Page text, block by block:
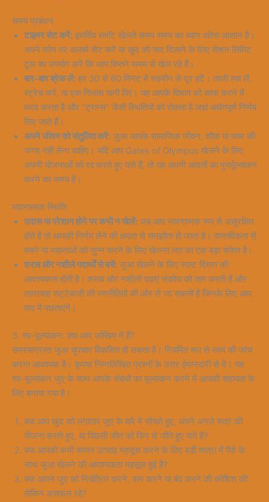
समय प्रबंधन
टाइमर सेट करें: इमर्सिव स्लॉट खेलते समय समय का ध्यान खोना आसान है।
अपने फोन पर अलार्म सेट करें या खुद को याद दिलाने के लिए सेशन लिमिट
टूल का उपयोग करें कि आप कितने समय से खेल रहे हैं।
बार-बार ब्रेक लें: हर 30 से 60 मिनट में स्क्रीन से दूर हटें। ताजी हवा लें,
स्ट्रेच करें, या एक गिलास पानी पिएं। यह आपके दिमाग को साफ करने में
मदद करता है और “ट्रान्स” जैसी स्थितियों को रोकता है जहां आवेगपूर्ण निर्णय
लिए जाते हैं।
अपने जीवन को संतुलित करें: जुआ आपके सामाजिक जीवन, शौक या काम की
जगह नहीं लेना चाहिए। यदि आप Gates of Olympus खेलने के लिए
अपनी योजनाओं को रद्द करते हुए पाते हैं, तो यह अपनी आदतों का पुनर्मूल्यांकन
करने का समय है।
भावनात्मक स्थिति
उदास या परेशान होने पर कभी न खेलें: जब आप भावनात्मक रूप से असुरक्षित
होते हैं तो आपकी निर्णय लेने की क्षमता से समझौता हो जाता है। वास्तविकता से
बचने या भावनाओं को सुन्न करने के लिए खेलना लत का एक बड़ा संकेत है।
शराब और नशीले पदार्थों से बचें: जुआ खेलने के लिए स्पष्ट दिमाग की
आवश्यकता होती है। शराब और नशीली दवाएं संकोच को कम करती हैं और
लापरवाह सट्टेबाजी की रणनीतियों की ओर ले जा सकती हैं जिनके लिए आप
बाद में पछताएंगे।
3. स्व-मूल्यांकन: क्या आप जोखिम में हैं?
समस्याग्रस्त जुआ चुपचाप विकसित हो सकता है। नियमित रूप से स्वयं की जांच
करना आवश्यक है। कृपया निम्नलिखित प्रश्नों के उत्तर ईमानदारी से दें। यह
स्व-मूल्यांकन जुए के साथ आपके संबंधों का मूल्यांकन करने में आपकी सहायता के
लिए बनाया गया है।
क्या आप खुद को लगातार जुए के बारे में सोचते हुए, अपने अगले सत्र की
योजना बनाते हुए, या पिछली जीत को फिर से जीते हुए पाते हैं?
क्या आपको कभी समान उत्साह महसूस करने के लिए बड़ी मात्रा में पैसे के
साथ जुआ खेलने की आवश्यकता महसूस हुई है?
क्या आपने जुए को नियंत्रित करने, कम करने या बंद करने की कोशिश की
लेकिन असफल रहे?